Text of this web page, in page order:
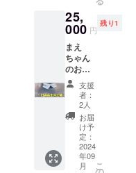
リター
ンが
した場
合」の
みコン
サルの
申し込
みを行
いま
す。
(2024年
9月以降
で調整
くださ
い。 ※
日程は
2024年
9月以降
で別途
調整致
しま
す。 ※
ご自身
の交通
費、電
話代等
はご負
をお選
びいた
だき備
考欄に
ご記載
くださ
い。 ※
お食事
券の有
効期限
は2025
年7月末
までと
なりま
す。 ※
25,
000 円
残り1
まえ
ちゃん
のお店
で1日店
長が出
来る権
利で
す！ 調
理・提
供は基
本的に
こちら
支援
者：
2人
お届
け予
定：
2024
年09
月
こ